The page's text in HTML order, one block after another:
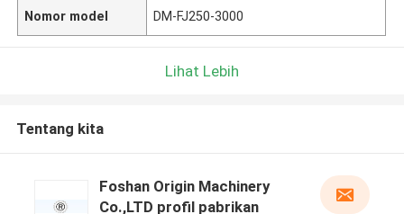
Nomor model DM-FJ250-3000
Lihat Lebih
Tentang kita
Foshan Origin Machinery
Co.,LTD profil pabrikan